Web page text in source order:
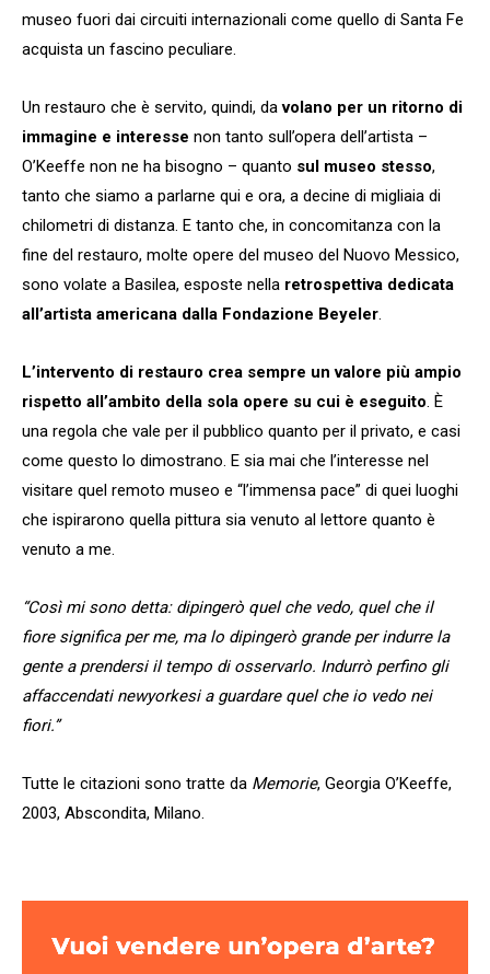
museo fuori dai circuiti internazionali come quello di Santa Fe
acquista un fascino peculiare.
Un restauro che è servito, quindi, davolano per un ritorno di
immagine e interesse non tanto sull’opera dell’artista –
O’Keeffe non ne ha bisogno – quanto sul museo stesso,
tanto che siamo a parlarne qui e ora, a decine di migliaia di
chilometri di distanza. E tanto che, in concomitanza con la
fine del restauro, molte opere del museo del Nuovo Messico,
sono volate a Basilea, esposte nella retrospettiva dedicata
all’artista americana dalla Fondazione Beyeler.
L’intervento di restauro crea sempre un valore più ampio
rispetto all’ambito della sola opere su cui è eseguito. È
una regola che vale per il pubblico quanto per il privato, e casi
come questo lo dimostrano. E sia mai che l’interesse nel
visitare quel remoto museo e “l’immensa pace” di quei luoghi
che ispirarono quella pittura sia venuto al lettore quanto è
venuto a me.
“Così mi sono detta: dipingerò quel che vedo, quel che il
fiore significa per me, ma lo dipingerò grande per indurre la
gente a prendersi il tempo di osservarlo. Indurrò perfino gli
affaccendati newyorkesi a guardare quel che io vedo nei
fiori.”
Tutte le citazioni sono tratte da Memorie, Georgia O’Keeffe,
2003, Abscondita, Milano.